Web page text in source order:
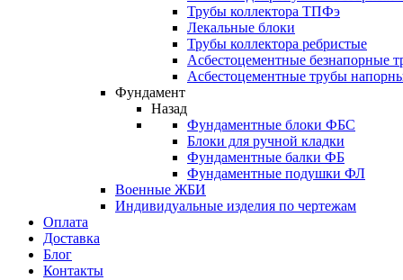
Трубы коллектора ТПФэ
Лекальные блоки
Трубы коллектора ребристые
Асбестоцементные безнапорные
Асбестоцементные трубы
Фундамент
Назад
Фундаментные блоки ФБС
Блоки для ручной кладки
Фундаментные балки ФБ
Фундаментные подушки ФЛ
Военные ЖБИ
Индивидуальные изделия по чертежам
Оплата
Доставка
Блог
Контакты